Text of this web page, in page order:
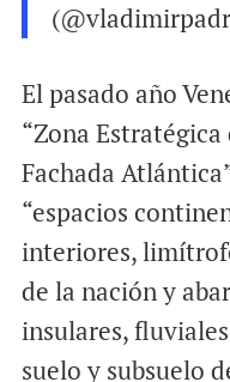
El pasado año
“Zona
Fachada
“espacios
interiores,
de la nación y
insulares,
suelo y subsuelo